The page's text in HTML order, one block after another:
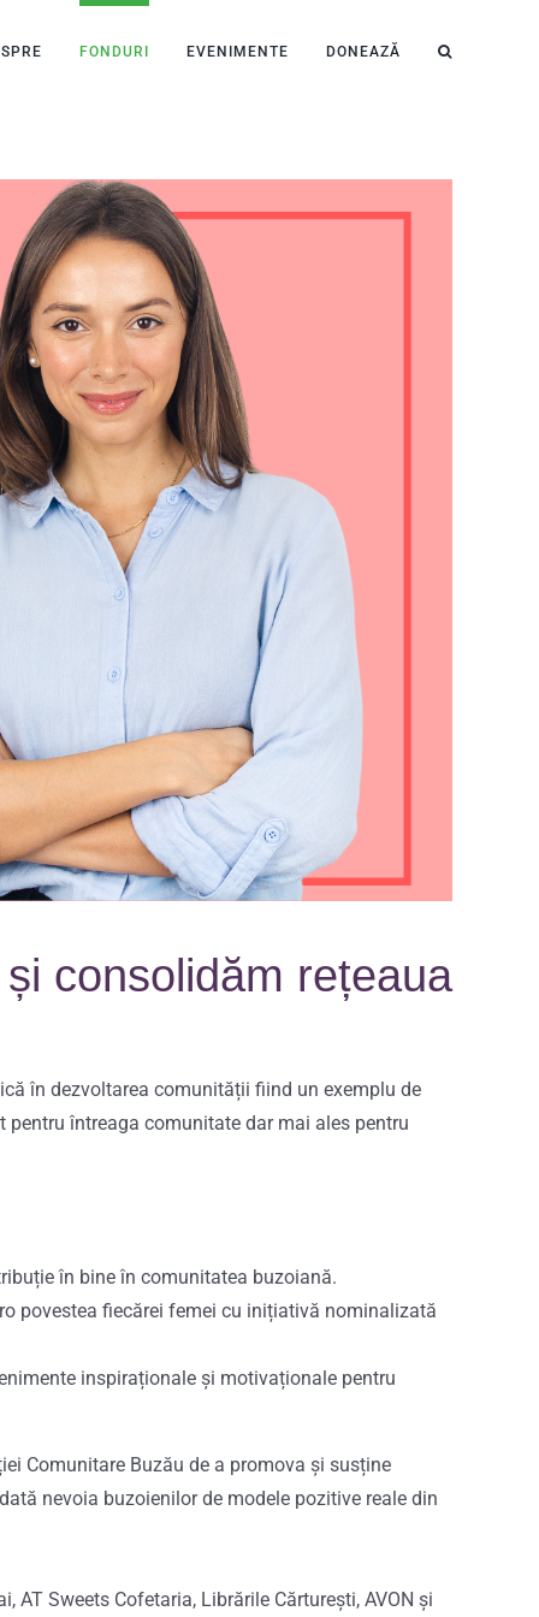
FONDURI EVENIMENTE DONEAZĂ
consolidăm rețeaua
în dezvoltarea comunității fiind un exemplu de
întreaga comunitate dar mai ales pentru
în bine în comunitatea buzoiană.
povestea fiecărei femei cu inițiativă nominalizată
inspiraționale și motivaționale pentru
Comunitare Buzău de a promova și susține
nevoia buzoienilor de modele pozitive reale din
Sweets Cofetaria, Librările Cărturești, AVON și